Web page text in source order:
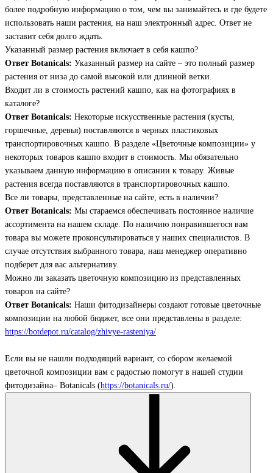
более подробную информацию о том, чем вы занимайтесь и где будете
использовать наши растения, на наш электронный адрес. Ответ не
заставит себя долго ждать.
Указанный размер растения включает в себя кашпо?
Ответ Botanicals: Указанный размер на сайте – это полный размер
растения от низа до самой высокой или длинной ветки.
Входит ли в стоимость растений кашпо, как на фотографиях в
каталоге?
Ответ Botanicals: Некоторые искусственные растения (кусты,
горшечные, деревья) поставляются в черных пластиковых
транспортировочных кашпо. В разделе «Цветочные композиции» у
некоторых товаров кашпо входит в стоимость. Мы обязательно
указываем данную информацию в описании к товару. Живые
растения всегда поставляются в транспортировочных кашпо.
Все ли товары, представленные на сайте, есть в наличии?
Ответ Botanicals: Мы стараемся обеспечивать постоянное наличие
ассортимента на нашем складе. По наличию понравившегося вам
товара вы можете проконсультироваться у наших специалистов. В
случае отсутствия выбранного товара, наш менеджер оперативно
подберет для вас альтернативу.
Можно ли заказать цветочную композицию из представленных
товаров на сайте?
Ответ Botanicals: Наши фитодизайнеры создают готовые цветочные
композиции на любой бюджет, все они представлены в разделе:
https://botdepot.ru/catalog/zhivye-rasteniya/
Если вы не нашли подходящий вариант, со сбором желаемой
цветочной композиции вам с радостью помогут в нашей студии
фитодизайна– Botanicals (https://botanicals.ru/).